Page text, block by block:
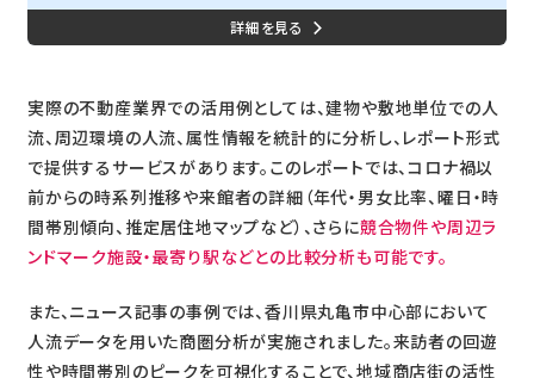
社）は、独自開発した位置情報ビッグデータ活用プラットフォーム「 Locati
on AI Platform®（以下、LAP） 」を使用して、不動産関連事業者へのデジ
クティブリテック社）と...
実際の不動産業界での活用例としては、建物や敷地単位での人
流、周辺環境の人流、属性情報を統計的に分析し、レポート形式
で提供するサービスがあります。このレポートでは、コロナ禍以
前からの時系列推移や来館者の詳細（年代・男女比率、曜日・時
間帯別傾向、推定居住地マップなど）、さらに競合物件や周辺ラ
ンドマーク施設・最寄り駅などとの比較分析も可能です。
また、ニュース記事の事例では、香川県丸亀市中心部において
人流データを用いた商圏分析が実施されました。来訪者の回遊
性や時間帯別のピークを可視化することで、地域商店街の活性